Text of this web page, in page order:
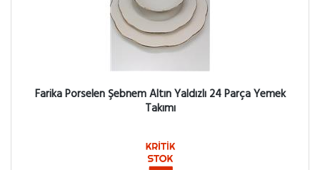
Farika Porselen Şebnem Altın Yaldızlı 24 Parça Yemek
Takımı